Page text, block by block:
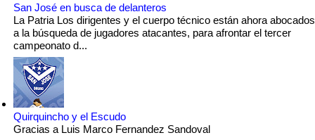
San José en busca de delanteros
La Patria Los dirigentes y el cuerpo técnico están ahora abocados
a la búsqueda de jugadores atacantes, para afrontar el tercer
campeonato d...
Quirquincho y el Escudo
Gracias a Luis Marco Fernandez Sandoval